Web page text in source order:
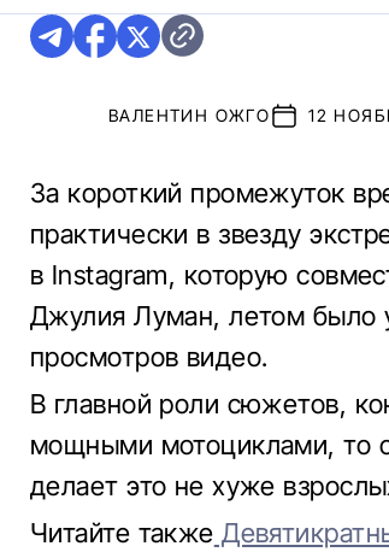
ВАЛЕНТИН ОЖГО 12
За короткий промежуток
практически в звезду
в Instagram, которую
Джулия Луман, летом было
просмотров видео.
В главной роли сюжетов,
мощными мотоциклами, то
делает это не хуже
Читайте также